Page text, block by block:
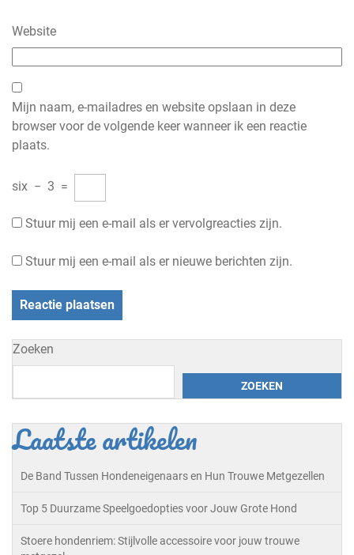
Website
Mijn naam, e-mailadres en website opslaan in deze
browser voor de volgende keer wanneer ik een reactie
plaats.
six − 3 =
Stuur mij een e-mail als er vervolgreacties zijn.
Stuur mij een e-mail als er nieuwe berichten zijn.
Zoeken
ZOEKEN
Laatste artikelen
De Band Tussen Hondeneigenaars en Hun Trouwe Metgezellen
Top 5 Duurzame Speelgoedopties voor Jouw Grote Hond
Stoere hondenriem: Stijlvolle accessoire voor jouw trouwe